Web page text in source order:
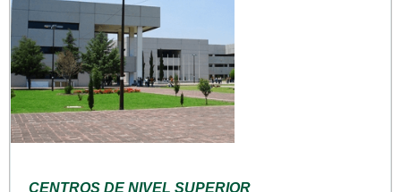
CENTROS DE NIVEL SUPERIOR